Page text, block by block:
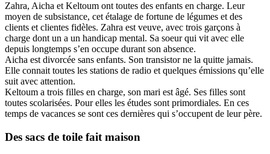
Zahra, Aicha et Keltoum ont toutes des enfants en charge. Leur
moyen de subsistance, cet étalage de fortune de légumes et des
clients et clientes fidèles. Zahra est veuve, avec trois garçons à
charge dont un a un handicap mental. Sa soeur qui vit avec elle
depuis longtemps s’en occupe durant son absence.
Aicha est divorcée sans enfants. Son transistor ne la quitte jamais.
Elle connait toutes les stations de radio et quelques émissions qu’elle
suit avec attention.
Keltoum a trois filles en charge, son mari est âgé. Ses filles sont
toutes scolarisées. Pour elles les études sont primordiales. En ces
temps de vacances se sont ces dernières qui s’occupent de leur père.
Des sacs de toile fait maison